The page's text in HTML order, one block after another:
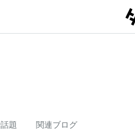
題 関連ブログ